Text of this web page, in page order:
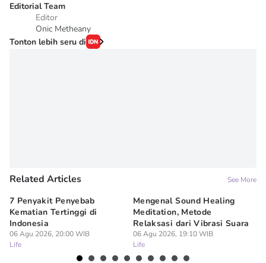
Editorial Team
Editor
Onic Metheany
Tonton lebih seru di
Related Articles See More
7 Penyakit Penyebab
Kematian Tertinggi di
Indonesia
06 Agu 2026, 20:00 WIB
Life
Mengenal Sound Healing
Meditation, Metode
Relaksasi dari Vibrasi Suara
06 Agu 2026, 19:10 WIB
Life